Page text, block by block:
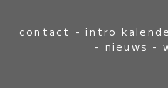
contact -intro
- nieuws -